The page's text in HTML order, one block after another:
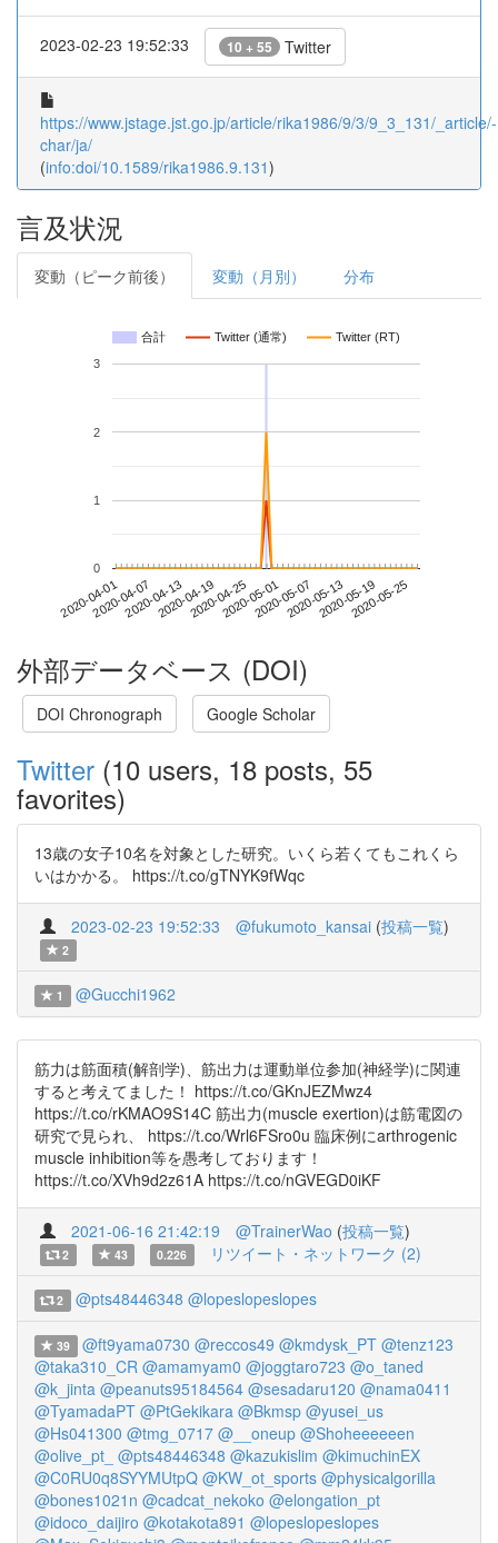
2023-02-23 19:52:33 10 + 55 Twitter
https://www.jstage.jst.go.jp/article/rika1986/9/3/9_3_131/_article/-
char/ja/
(info:doi/10.1589/rika1986.9.131)
言及状況
変動（ピーク前後） 変動（月別） 分布
合計 Twitter (通常) Twitter (RT)
2020-04-012020-04-072020-04-132020-04-192020-04-252020-05-012020-05-072020-05-132020-05-192020-05-25
0
1
2
3
外部データベース (DOI)
DOI Chronograph Google Scholar
Twitter (10 users, 18 posts, 55
favorites)
13歳の女子10名を対象とした研究。いくら若くてもこれくら
いはかかる。 https://t.co/gTNYK9fWqc
2023-02-23 19:52:33 @fukumoto_kansai (投稿一覧)
2
1 @Gucchi1962
筋力は筋面積(解剖学)、筋出力は運動単位参加(神経学)に関連
すると考えてました！ https://t.co/GKnJEZMwz4
https://t.co/rKMAO9S14C 筋出力(muscle exertion)は筋電図の
研究で見られ、 https://t.co/Wrl6FSro0u 臨床例にarthrogenic
muscle inhibition等を愚考しております！
https://t.co/XVh9d2z61A https://t.co/nGVEGD0iKF
2021-06-16 21:42:19 @TrainerWao (投稿一覧)
2 43 0.226 リツイート・ネットワーク (2)
2 @pts48446348 @lopeslopeslopes
39 @ft9yama0730 @reccos49 @kmdysk_PT @tenz123
@taka310_CR @amamyam0 @joggtaro723 @o_taned
@k_jinta @peanuts95184564 @sesadaru120 @nama0411
@TyamadaPT @PtGekikara @Bkmsp @yusei_us
@Hs041300 @tmg_0717 @__oneup @Shoheeeeeen
@olive_pt_ @pts48446348 @kazukislim @kimuchinEX
@C0RU0q8SYYMUtpQ @KW_ot_sports @physicalgorilla
@bones1021n @cadcat_nekoko @elongation_pt
@idoco_daijiro @kotakota891 @lopeslopeslopes